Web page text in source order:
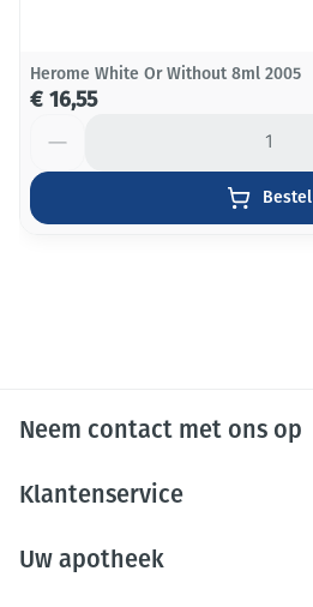
Herome White Or Without 8ml 2005
€ 16,55
Bestel
Neem contact met ons op
Klantenservice
Uw apotheek